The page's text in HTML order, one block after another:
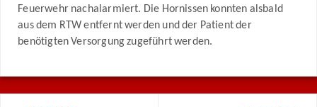
Feuerwehr nachalarmiert. Die Hornissen konnten alsbald
aus dem RTW entfernt werden und der Patient der
benötigten Versorgung zugeführt werden.